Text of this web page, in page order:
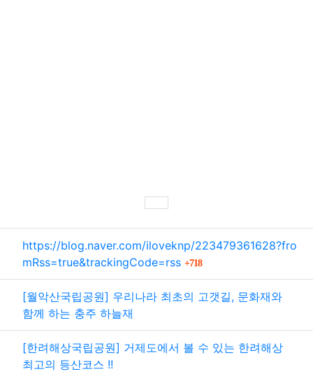
SNS 공유
관련자료
https://blog.naver.com/iloveknp/223479361628?fro
mRss=true&trackingCode=rss
718회 연결
[월악산국립공원] 우리나라 최초의 고갯길, 문화재와
함께 하는 충주 하늘재
[한려해상국립공원] 거제도에서 볼 수 있는 한려해상
최고의 등산코스 !!